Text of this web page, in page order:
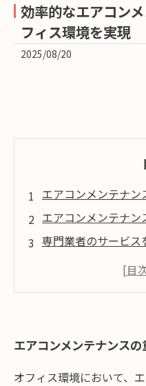
効率的なエアコン
フィス環境を実現
2025/08/20
エアコンメンテナン
エアコンメンテナン
専門業者のサービス
環境にやさしいエア
エアコンメンテナンス
オフィス環境において、